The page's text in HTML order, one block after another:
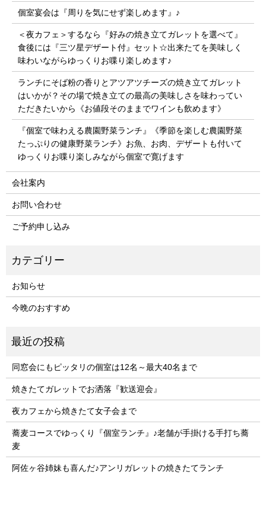
個室宴会は『周りを気にせず楽しめます』♪
＜夜カフェ＞するなら『好みの焼き立てガレットを選べて』
食後には『三ツ星デザート付』セット☆出来たてを美味しく
味わいながらゆっくりお喋り楽しめます♪
ランチにそば粉の香りとアツアツチーズの焼き立てガレット
はいかが？その場で焼き立ての最高の美味しさを味わってい
ただきたいから《お値段そのままでワインも飲めます》
『個室で味わえる農園野菜ランチ』《季節を楽しむ農園野菜
たっぷりの健康野菜ランチ》お魚、お肉、デザートも付いて
ゆっくりお喋り楽しみながら個室で寛げます
会社案内
お問い合わせ
ご予約申し込み
お知らせ
今晩のおすすめ
同窓会にもピッタリの個室は12名～最大40名まで
焼きたてガレットでお洒落『歓送迎会』
夜カフェから焼きたて女子会まで
蕎麦コースでゆっくり『個室ランチ』♪老舗が手掛ける手打ち蕎
麦
阿佐ヶ谷姉妹も喜んだ♪アンリガレットの焼きたてランチ